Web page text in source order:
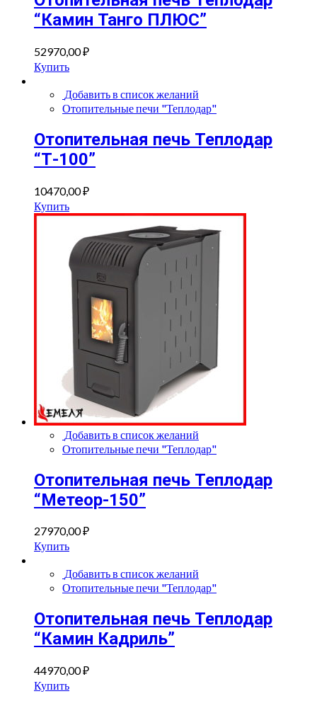
“Камин Танго ПЛЮС”
52970,00₽
Купить
Добавить в список желаний
Отопительные печи "Теплодар"
Отопительная печь Теплодар
“Т-100”
10470,00₽
Купить
Добавить в список желаний
Отопительные печи "Теплодар"
Отопительная печь Теплодар
“Метеор-150”
27970,00₽
Купить
Добавить в список желаний
Отопительные печи "Теплодар"
Отопительная печь Теплодар
“Камин Кадриль”
44970,00₽
Купить